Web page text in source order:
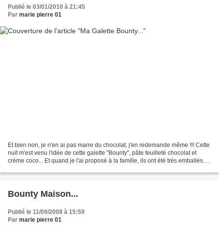
Publié le 03/01/2010 à 21:45
Par marie pierre 01
Et bien non, je n'en ai pas marre du chocolat, j'en redemande même !!! Cette
nuit m'est venu l'idée de cette galette "Bounty", pâte feuilleté chocolat et
crème coco... Et quand je l'ai proposé à la famille, ils ont été très emballés...
Bounty Maison...
Publié le 11/09/2008 à 15:59
Par marie pierre 01